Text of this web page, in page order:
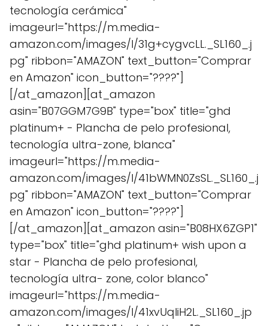
tecnología cerámica"
imageurl="https://m.media-
amazon.com/images/I/31g+cygvcLL._SL160_.j
pg" ribbon="AMAZON" text_button="Comprar
en Amazon" icon_button="????"]
[/at_amazon][at_amazon
asin="B07GGM7G9B" type="box" title="ghd
platinum+ - Plancha de pelo profesional,
tecnología ultra-zone, blanca"
imageurl="https://m.media-
amazon.com/images/I/41bWMN0ZsSL._SL160_.j
pg" ribbon="AMAZON" text_button="Comprar
en Amazon" icon_button="????"]
[/at_amazon][at_amazon asin="B08HX6ZGP1"
type="box" title="ghd platinum+ wish upon a
star - Plancha de pelo profesional,
tecnología ultra- zone, color blanco"
imageurl="https://m.media-
amazon.com/images/I/41xvUqIiH2L._SL160_.jp